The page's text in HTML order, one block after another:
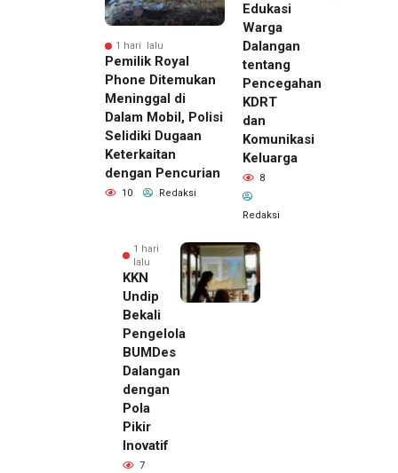
1 hari lalu
Pemilik Royal
Phone Ditemukan
Meninggal di
Dalam Mobil, Polisi
Selidiki Dugaan
Keterkaitan
dengan Pencurian
10 Redaksi
Edukasi
Warga
Dalangan
tentang
Pencegahan
KDRT
dan
Komunikasi
Keluarga
8
Redaksi
1 hari
lalu
KKN
Undip
Bekali
Pengelola
BUMDes
Dalangan
dengan
Pola
Pikir
Inovatif
7